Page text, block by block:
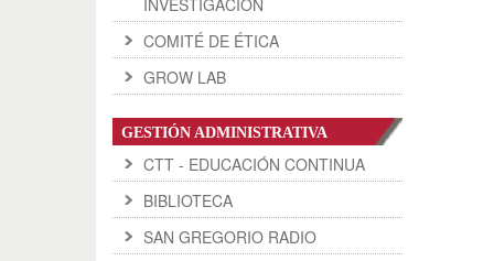
INVESTIGACIÓN
COMITÉ DE ÉTICA
GROW LAB
GESTIÓN ADMINISTRATIVA
CTT - EDUCACIÓN CONTINUA
BIBLIOTECA
SAN GREGORIO RADIO